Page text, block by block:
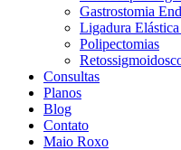
Gastrostomia
Ligadura
Polipectomias
Consultas
Planos
Blog
Contato
Maio Roxo